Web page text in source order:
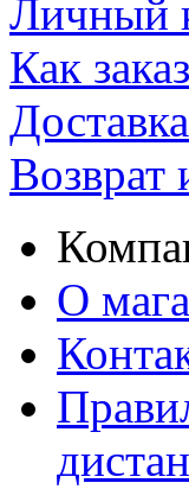
Личный
Как
Возврат
О